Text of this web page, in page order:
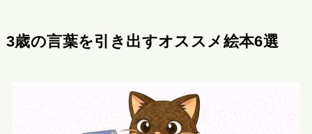
3歳の言葉を引き出すオススメ絵本6選